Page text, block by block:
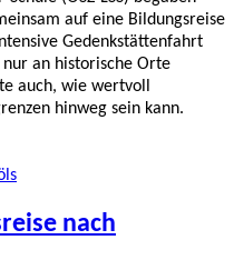
auf eine Bildungsreise
Gedenkstättenfahrt
an historische Orte
auch, wie wertvoll
hinweg sein kann.
nach